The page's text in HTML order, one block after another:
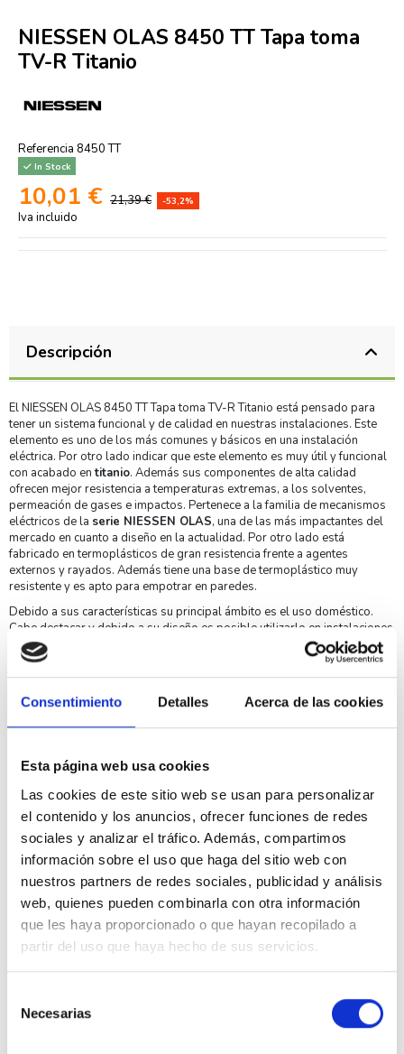
Consentimiento Detalles Acerca de las cookies
Esta página web usa cookies
Las cookies de este sitio web se usan para personalizar
el contenido y los anuncios, ofrecer funciones de redes
sociales y analizar el tráfico. Además, compartimos
información sobre el uso que haga del sitio web con
nuestros partners de redes sociales, publicidad y análisis
web, quienes pueden combinarla con otra información
que les haya proporcionado o que hayan recopilado a
partir del uso que haya hecho de sus servicios.
Necesarias
NIESSEN OLAS 8450 TT Tapa toma
TV-R Titanio
Referencia 8450 TT
In Stock
10,01 € 21,39 € -53,2%
Iva incluido
Descripción
El NIESSEN OLAS 8450 TT Tapa toma TV-R Titanio está pensado para
tener un sistema funcional y de calidad en nuestras instalaciones. Este
elemento es uno de los más comunes y básicos en una instalación
eléctrica. Por otro lado indicar que este elemento es muy útil y funcional
con acabado entitanio. Además sus componentes de alta calidad
ofrecen mejor resistencia a temperaturas extremas, a los solventes,
permeación de gases e impactos. Pertenece a la familia de mecanismos
eléctricos de la serie NIESSEN OLAS, una de las más impactantes del
mercado en cuanto a diseño en la actualidad. Por otro lado está
fabricado en termoplásticos de gran resistencia frente a agentes
externos y rayados. Además tiene una base de termoplástico muy
resistente y es apto para empotrar en paredes.
Debido a sus características su principal ámbito es el uso doméstico.
Cabe destacar y debido a su diseño es posible utilizarlo en instalaciones
de empotrar. Finalmente indicar que es posible realizar la instalación en
horizontal.
Tapa toma TV-R Titanio
Su acabado es entitanio.
Ocupación de1 elemento.
Gran resistencia frente a rayados.
Pertenece a la serie NIESSEN OLAS
Asimismo indicar que su orientación debe ser horizontal.
Fabricado con los más altos estándares de calidad.
Especificaciones técnicas NIESSEN OLAS 8450 TT